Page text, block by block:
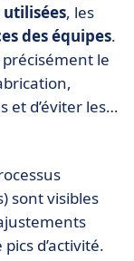
utilisées, les
des équipes.
le
et d’éviter les
sont visibles
d’activité.